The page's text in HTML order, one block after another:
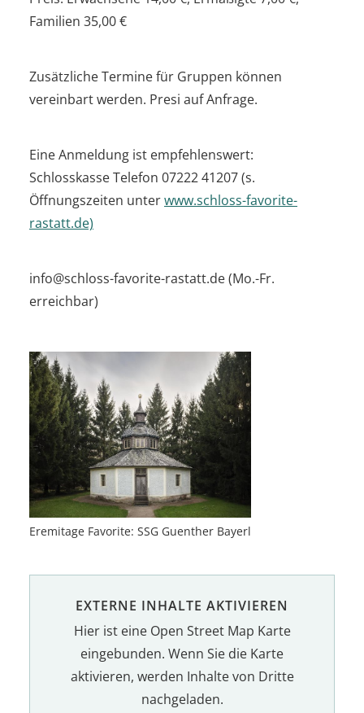
Familien 35,00 €
Zusätzliche Termine für Gruppen können
vereinbart werden. Presi auf Anfrage.
Eine Anmeldung ist empfehlenswert:
Schlosskasse Telefon 07222 41207 (s.
Öffnungszeiten unterwww.schloss-favorite-
rastatt.de)
info@schloss-favorite-rastatt.de (Mo.-Fr.
erreichbar)
Eremitage Favorite: SSG Guenther Bayerl
EXTERNE INHALTE AKTIVIEREN
Hier ist eine Open Street Map Karte
eingebunden. Wenn Sie die Karte
aktivieren, werden Inhalte von Dritte
nachgeladen.